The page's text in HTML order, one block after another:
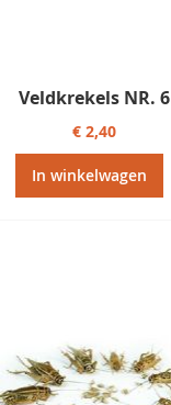
Veldkrekels NR. 6
€ 2,40
In winkelwagen